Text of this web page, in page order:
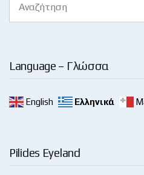
for:
Language – Γλώσσα
English Ελληνικά
Pilides Eyeland